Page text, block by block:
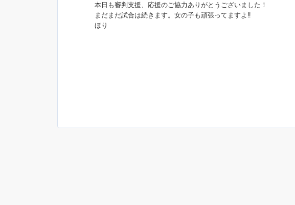
本日も審判支援、応援のご協力ありがとうございました！
まだまだ試合は続きます。女の子も頑張ってますよ‼️
ほり